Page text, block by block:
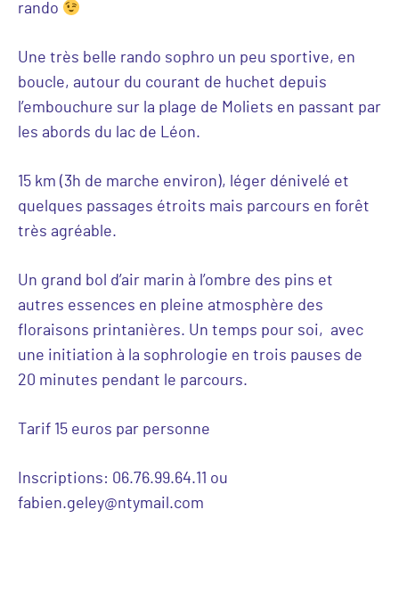
rando
Une très belle rando sophro un peu sportive, en
boucle, autour du courant de huchet depuis
l’embouchure sur la plage de Moliets en passant par
les abords du lac de Léon.
15 km (3h de marche environ), léger dénivelé et
quelques passages étroits mais parcours en forêt
très agréable.
Un grand bol d’air marin à l’ombre des pins et
autres essences en pleine atmosphère des
floraisons printanières. Un temps pour soi, avec
une initiation à la sophrologie en trois pauses de
20 minutes pendant le parcours.
Tarif 15 euros par personne
Inscriptions: 06.76.99.64.11 ou
fabien.geley@ntymail.com